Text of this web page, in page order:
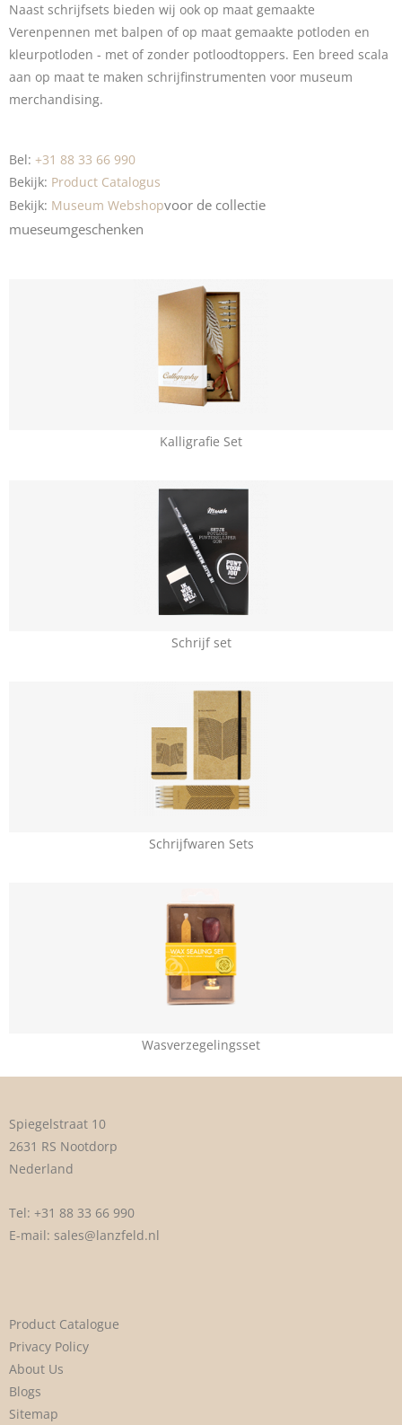
Naast schrijfsets bieden wij ook op maat gemaakte
Verenpennen met balpen of op maat gemaakte potloden en
kleurpotloden - met of zonder potloodtoppers. Een breed scala
aan op maat te maken schrijfinstrumenten voor museum
merchandising.
Bel: +31 88 33 66 990
Bekijk: Product Catalogus
Bekijk: Museum Webshopvoor de collectie
mueseumgeschenken
Kalligrafie Set
Schrijf set
Schrijfwaren Sets
Wasverzegelingsset
Spiegelstraat 10
2631 RS Nootdorp
Nederland
Tel: +31 88 33 66 990
E-mail: sales@lanzfeld.nl
Product Catalogue
Privacy Policy
About Us
Blogs
Sitemap